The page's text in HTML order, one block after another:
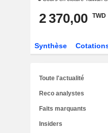
2 370,00 TWD
Synthèse
Toute l'actualité
Reco analystes
Faits marquants
Insiders